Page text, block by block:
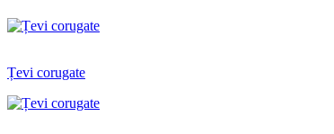
Țevi corugate